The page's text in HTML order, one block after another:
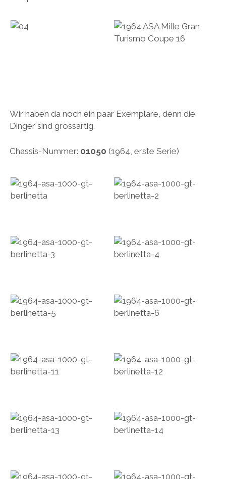
Wir haben da noch ein paar Exemplare, denn die
Dinger sind grossartig.
Chassis-Nummer: 01050 (1964, erste Serie)